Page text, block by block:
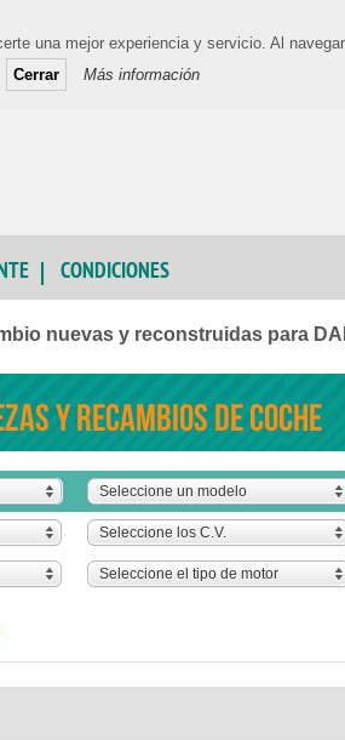
una mejor experiencia y servicio. Al
Cerrar
Más información
CONDICIONES
nuevas y reconstruidas para
y recambios de coche
Seleccione un modelo
Seleccione los C.V.
Seleccione el tipo de motor